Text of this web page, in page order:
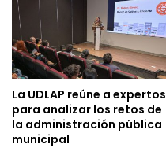
La UDLAP reúne a expertos
para analizar los retos de
la administración pública
municipal